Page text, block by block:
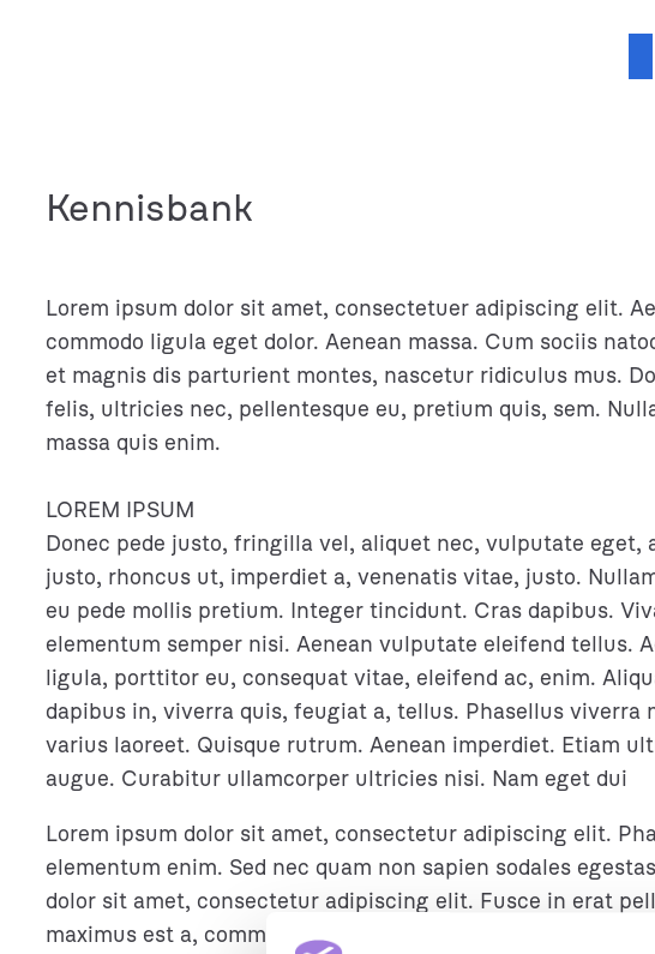
Kennisbank
Lorem ipsum dolor sit amet, consectetuer adipiscing elit.
commodo ligula eget dolor. Aenean massa. Cum sociis
et magnis dis parturient montes, nascetur ridiculus mus.
felis, ultricies nec, pellentesque eu, pretium quis, sem.
massa quis enim.
LOREM IPSUM
Donec pede justo, fringilla vel, aliquet nec, vulputate eget,
justo, rhoncus ut, imperdiet a, venenatis vitae, justo.
eu pede mollis pretium. Integer tincidunt. Cras dapibus.
elementum semper nisi. Aenean vulputate eleifend tellus.
ligula, porttitor eu, consequat vitae, eleifend ac, enim.
dapibus in, viverra quis, feugiat a, tellus. Phasellus viverra
varius laoreet. Quisque rutrum. Aenean imperdiet. Etiam
augue. Curabitur ullamcorper ultricies nisi. Nam eget dui
Lorem ipsum dolor sit amet, consectetur adipiscing elit.
elementum enim. Sed nec quam non sapien sodales
dolor sit amet, consectetur adipiscing elit. Fusce in erat
maximus est a, commodo leo. Proin molestie vel libero vel